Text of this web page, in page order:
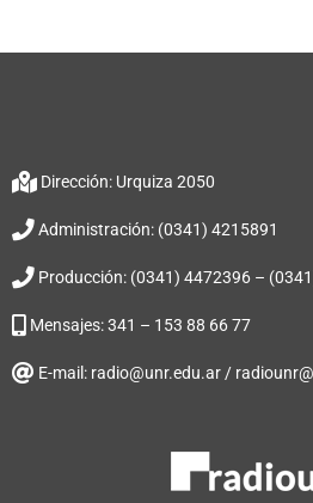
Dirección: Urquiza 2050
Administración: (0341) 4215891
Producción: (0341) 4472396 –
Mensajes: 341 – 153 88 66 77
E-mail: radio@unr.edu.ar /